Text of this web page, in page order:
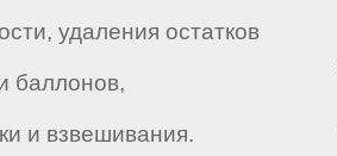
удаления остатков
баллонов,
и взвешивания.